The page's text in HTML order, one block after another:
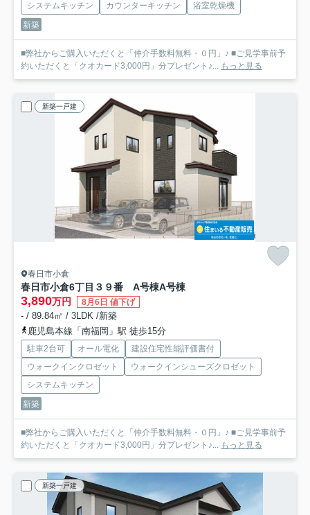
システムキッチン カウンターキッチン
浴室乾燥機
新築
■弊社からご購入いただくと「仲介手数料無料・０円」♪ ■ご見学事前予
約いただくと「クオカード3,000円」分プレゼント♪... もっと見る
新築一戸建
春日市小倉
春日市小倉6丁目３９番 A号棟A号棟
3,890万円 8月6日 値下げ
- / 89.84㎡ / 3LDK /新築
鹿児島本線「南福岡」駅 徒歩15分
駐車2台可 オール電化
建設住宅性能評価書付
ウォークインクロゼット
ウォークインシューズクロゼット
システムキッチン
新築
■弊社からご購入いただくと「仲介手数料無料・０円」♪ ■ご見学事前予
約いただくと「クオカード3,000円」分プレゼント♪... もっと見る
新築一戸建